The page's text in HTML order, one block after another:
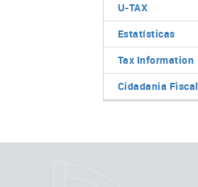
U-TAX
Estatísticas
Tax Information
Cidadania Fiscal